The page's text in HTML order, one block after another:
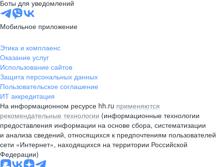
Боты для уведомлений
Мобильное приложение
Этика и комплаенс
Оказание услуг
Использование сайтов
Защита персональных данных
Пользовательское соглашение
ИТ аккредитация
На информационном ресурсе hh.ru применяются
рекомендательные технологии (информационные технологии
предоставления информации на основе сбора, систематизации
и анализа сведений, относящихся к предпочтениям пользователей
сети «Интернет», находящихся на территории Российской
Федерации)